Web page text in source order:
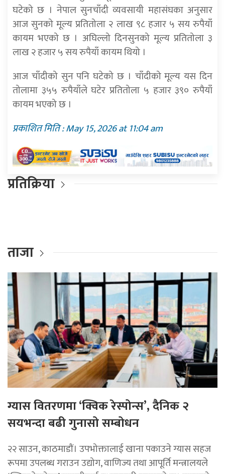
घटेको छ । नेपाल सुनचाँदी व्यवसायी महासंघका अनुसार
आज सुनको मूल्य प्रतितोला २ लाख ९८ हजार ५ सय रुपैयाँ
कायम भएको छ । अघिल्लो दिनसुनको मूल्य प्रतितोला ३
लाख २ हजार ५ सय रुपैयाँ कायम थियो ।
आज चाँदीको सुन पनि घटेको छ । चाँदीको मूल्य यस दिन
तोलामा ३५५ रुपैयाँले घटेर प्रतितोला ५ हजार ३९० रुपैयाँ
कायम भएको छ ।
प्रकाशित मिति : May 15, 2026 at 11:04 am
प्रतिक्रिया
ताजा
ग्यास वितरणमा ‘क्विक रेस्पोन्स’, दैनिक २
सयभन्दा बढी गुनासो सम्बोधन
२२ साउन, काठमाडाैं। उपभोक्तालाई खाना पकाउने ग्यास सहज
रूपमा उपलब्ध गराउन उद्योग, वाणिज्य तथा आपूर्ति मन्त्रालयले